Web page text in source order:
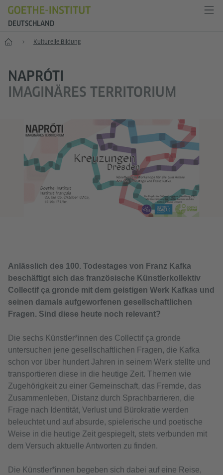
DEUTSCHLAND
-- Kulturelle Bildung
NAPRÓTI
IMAGINÄRES TERRITORIUM
Anlässlich des 100. Todestages von Franz Kafka
beschäftigt sich das französische Künstlerkollektiv
Collectif ça gronde mit dem geistigen Werk Kafkas und
seinen damals aufgeworfenen gesellschaftlichen
Fragen. Sind diese heute noch relevant?
Die sechs Künstler*innen des Collectif ça gronde
untersuchen jene gesellschaftlichen Fragen, die Kafka
schon vor über hundert Jahren in seinem Werk stellte und
transportieren diese in die heutige Zeit. Themen wie
Zugehörigkeit zu einer Gemeinschaft, das Fremde, das
Zusammenleben, Distanz durch Sprachbarrieren, die
Frage nach Identität, Verlust und Bürokratie werden
beleuchtet und auf absurde, spielerische und poetische
Weise in die heutige Zeit gespiegelt, stets verbunden mit
dem Versuch aktuelle Antworten zu finden.
Die Künstler*innen begeben sich dabei auf eine Reise,